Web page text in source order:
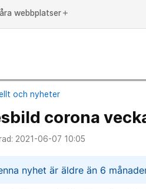
webbplatser add
och nyheter
corona
2021-06-07 10:05
nyhet är äldre än 6